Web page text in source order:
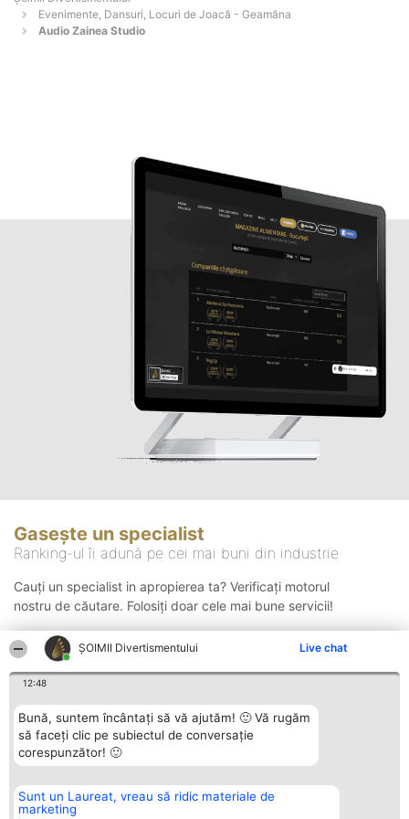
ŞOIMII Divertismentului Live chat
12:48
Bună, suntem încântați să vă ajutăm! 🙂 Vă rugăm
să faceți clic pe subiectul de conversație
corespunzător! 🙂
Sunt un Laureat, vreau să ridic materiale de
marketing
Evenimente, Dansuri, Locuri de Joacă - Geamăna
Audio Zainea Studio
Gasește un specialist
Ranking-ul îi adună pe cei mai buni din industrie
Cauți un specialist in apropierea ta? Verificați motorul
nostru de căutare. Folosiți doar cele mai bune servicii!
Organizator Ranking
BRIGHT SOLUTIONS BR SRL
Plebiscyt Contact